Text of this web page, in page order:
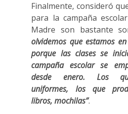
Finalmente, consideró
para la campaña
Madre son bastante
olvidemos que estamos
porque las clases se
campaña escolar se
desde enero. Los
uniformes, los que
libros, mochilas”.